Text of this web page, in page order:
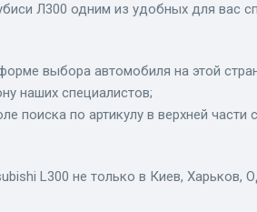
Л300 одним из удобных для вас
выбора автомобиля на этой
наших специалистов;
поиска по артикулу в верхней части
L300 не только в Киев, Харьков,